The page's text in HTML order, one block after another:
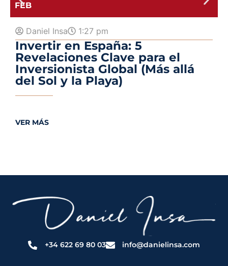
FEB
Daniel Insa 1:27 pm
Invertir en España: 5
Revelaciones Clave para el
Inversionista Global (Más allá
del Sol y la Playa)
VER MÁS
+34 622 69 80 03 info@danielinsa.com